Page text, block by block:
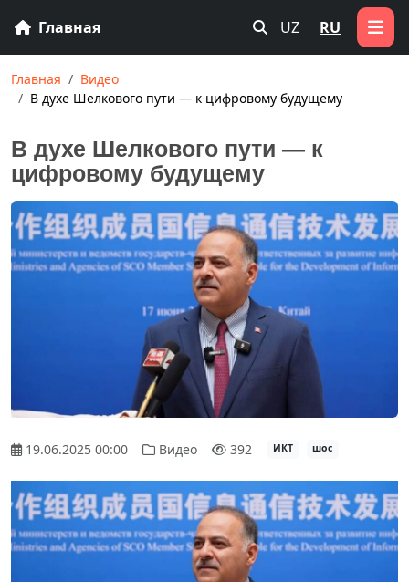
Главная UZ RU
Главная
Видео
В духе Шелкового пути — к цифровому будущему
В духе Шелкового пути — к
цифровому будущему
19.06.2025 00:00 Видео 392 ИКТ шос